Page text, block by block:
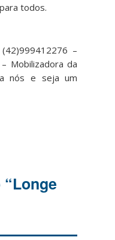
todos.
–
Mobilizadora da
nós e seja um